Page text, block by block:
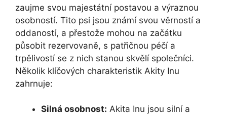
zaujme svou majestátní postavou a výraznou
osobností. Tito psi jsou známí svou věrností a
oddaností, a přestože mohou na začátku
působit rezervovaně, s patřičnou péčí a
trpělivostí se z nich stanou skvělí společníci.
Několik klíčových charakteristik Akity Inu
zahrnuje:
Silná osobnost: Akita Inu jsou silní a